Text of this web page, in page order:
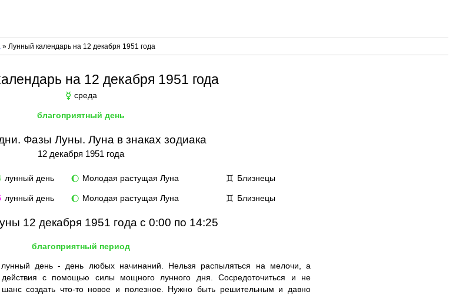
» Лунный календарь на 12 декабря 1951 года
на 12 декабря 1951 года
☿ среда
благоприятный день
Фазы Луны. Луна в знаках зодиака
12 декабря 1951 года
лунный день 🌔 Молодая растущая Луна ♊ Близнецы
лунный день 🌔 Молодая растущая Луна ♊ Близнецы
12 декабря 1951 года с 0:00 по 14:25
благоприятный период
день - день любых начинаний. Нельзя распыляться на мелочи, а
с помощью силы мощного лунного дня. Сосредоточиться и не
шанс создать что-то новое и полезное. Нужно быть решительным и давно